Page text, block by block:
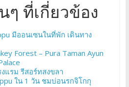
ที่เกี่ยวข้อง
มีออนเซนในที่พัก เดินทาง
Forest – Pura Taman Ayun
แรม รีสอร์ทสงขลา
ใน 1 วัน ชมบ่อนรกจิโกกุ